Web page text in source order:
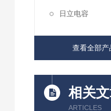
日立电容
查看全部产
相关
ARTICLES